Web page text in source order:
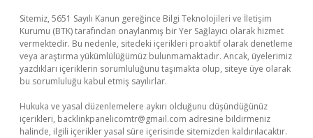
Sitemiz, 5651 Sayılı Kanun gereğince Bilgi Teknolojileri ve İletişim
Kurumu (BTK) tarafından onaylanmış bir Yer Sağlayıcı olarak hizmet
vermektedir. Bu nedenle, sitedeki içerikleri proaktif olarak denetleme
veya araştırma yükümlülüğümüz bulunmamaktadır. Ancak, üyelerimiz
yazdıkları içeriklerin sorumluluğunu taşımakta olup, siteye üye olarak
bu sorumluluğu kabul etmiş sayılırlar.
Hukuka ve yasal düzenlemelere aykırı olduğunu düşündüğünüz
içerikleri, backlinkpanelicomtr@gmail.com adresine bildirmeniz
halinde, ilgili içerikler yasal süre içerisinde sitemizden kaldırılacaktır.